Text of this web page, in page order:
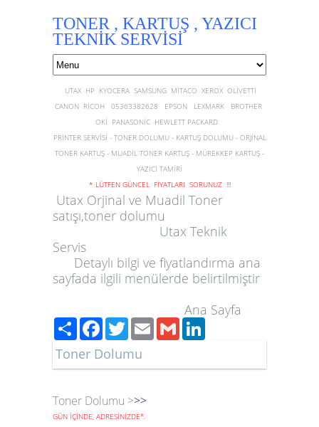
TONER , KARTUŞ , YAZICI
TEKNİK SERVİSİ
UTAX HP KYOCERA SAMSUNG MİTACO XEROX OLİVETTİ
CANON RİCOH 05363382628 EPSON LEXMARK BROTHER
OKİ PANASONİC HEWLETT PACKARD
PRİNTER SERVİSİ - TONER DOLUMU - KARTUŞ DOLUMU - ORJİNAL
TONER KARTUŞ - MUADİL TONER KARTUŞ - MÜREKKEP KARTUŞ -
YAZICI TAMİRİ
* LÜTFEN GÜNCEL FİYATLARI SORUNUZ !!!
Utax Orjinal ve Muadil Toner
satışı,toner dolumu
Utax Teknik
Servis
Detaylı bilgi ve fiyatlandırma ana
sayfada ilgili menülerde belirtilmiştir
Ana Sayfa
PaylaşFacebook
TwitterEmailGmail LinkedIn
Toner Dolumu
Toner Dolumu >>>
GÜN İÇİNDE, ADRESİNİZDE*.